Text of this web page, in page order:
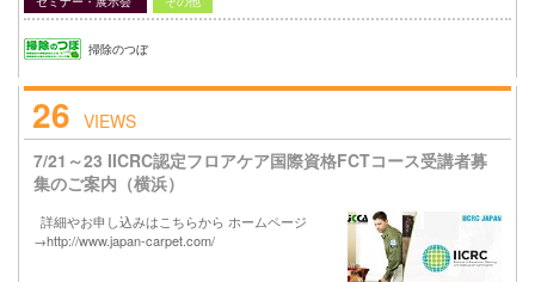
掃除のつぼ
26 VIEWS
7/21～23 IICRC認定フロアケア国際資格FCTコース受講者募
集のご案内（横浜）
詳細やお申し込みはこちらから ホームページ
→http://www.japan-carpet.com/